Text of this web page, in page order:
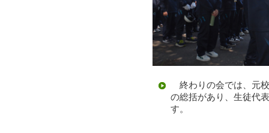
終わりの会では、元
の総括があり、生徒代
す。